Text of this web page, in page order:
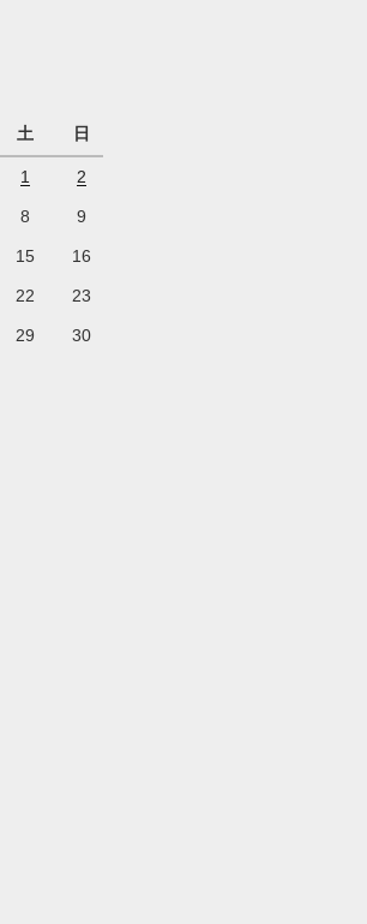
土 日
1 2
8 9
15 16
22 23
29 30